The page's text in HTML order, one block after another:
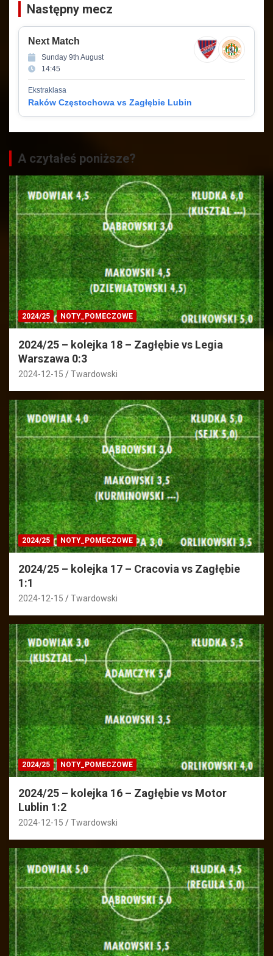
Następny mecz
Next Match
Sunday 9th August
14:45
Ekstraklasa
Raków Częstochowa vs Zagłębie Lubin
A czytałeś poniższe?
2024/25 NOTY_POMECZOWE
2024/25 – kolejka 18 – Zagłębie vs Legia
Warszawa 0:3
2024-12-15 Twardowski
2024/25 NOTY_POMECZOWE
2024/25 – kolejka 17 – Cracovia vs Zagłębie
1:1
2024-12-15 Twardowski
2024/25 NOTY_POMECZOWE
2024/25 – kolejka 16 – Zagłębie vs Motor
Lublin 1:2
2024-12-15 Twardowski